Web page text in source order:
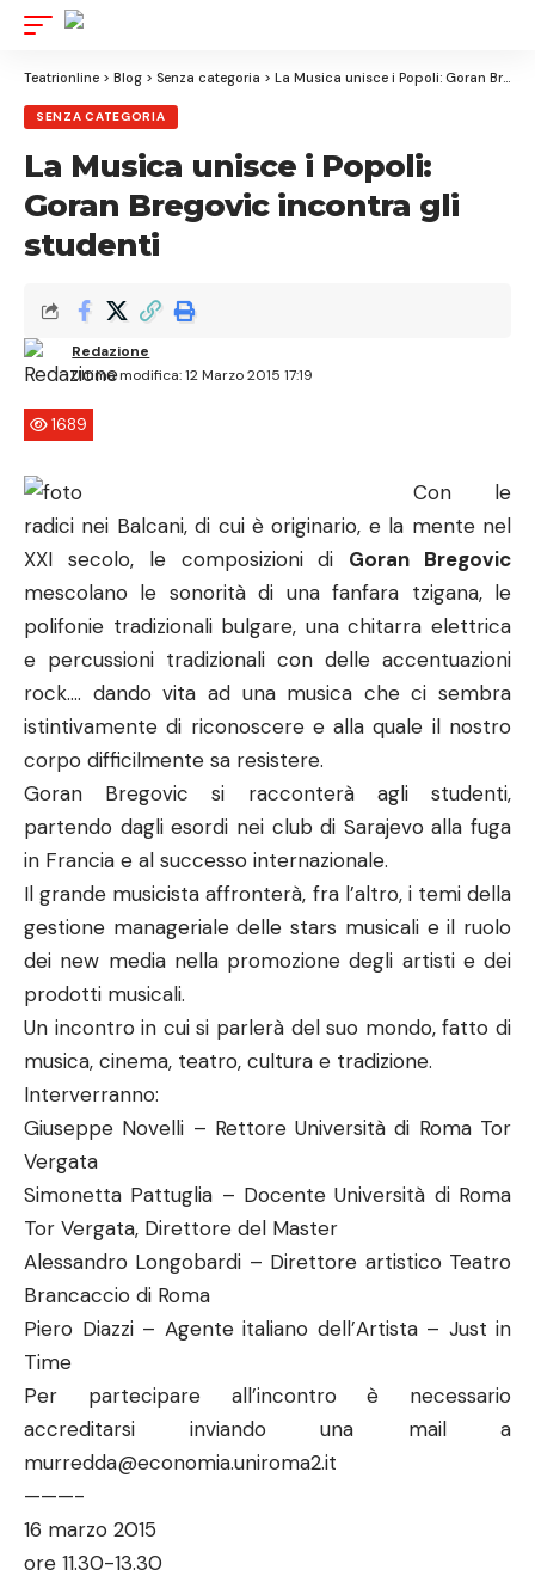
Resizer
Teatrionline > Blog > Senza categoria > La Musica unisce i Popoli: Goran Bregovic incontra gli studenti
SENZA CATEGORIA
La Musica unisce i Popoli:
Goran Bregovic incontra gli
studenti
Ultima modifica: 12 Marzo 2015 17:19
Redazione
1689
Con le
radici nei Balcani, di cui è originario, e la mente nel
XXI secolo, le composizioni di Goran Bregovic
mescolano le sonorità di una fanfara tzigana, le
polifonie tradizionali bulgare, una chitarra elettrica
e percussioni tradizionali con delle accentuazioni
rock…. dando vita ad una musica che ci sembra
istintivamente di riconoscere e alla quale il nostro
corpo difficilmente sa resistere.
Goran Bregovic si racconterà agli studenti,
partendo dagli esordi nei club di Sarajevo alla fuga
in Francia e al successo internazionale.
Il grande musicista affronterà, fra l’altro, i temi della
gestione manageriale delle stars musicali e il ruolo
dei new media nella promozione degli artisti e dei
prodotti musicali.
Un incontro in cui si parlerà del suo mondo, fatto di
musica, cinema, teatro, cultura e tradizione.
Interverranno:
Giuseppe Novelli – Rettore Università di Roma Tor
Vergata
Simonetta Pattuglia – Docente Università di Roma
Tor Vergata, Direttore del Master
Alessandro Longobardi – Direttore artistico Teatro
Brancaccio di Roma
Piero Diazzi – Agente italiano dell’Artista – Just in
Time
Per partecipare all’incontro è necessario
accreditarsi inviando una mail a
murredda@economia.uniroma2.it
———-
16 marzo 2015
ore 11.30-13.30